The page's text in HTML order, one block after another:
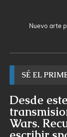
Nuevo arte
SÉ EL
Desde
Wars.